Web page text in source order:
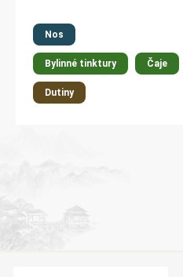
Nos
Bylinné tinktury Čaje
Dutiny